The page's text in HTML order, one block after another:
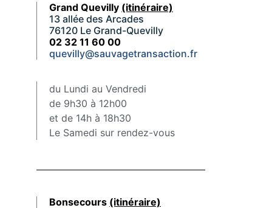
Grand Quevilly (itinéraire)
13 allée des Arcades
76120 Le Grand-Quevilly
02 32 11 60 00
quevilly@sauvagetransaction.fr
du Lundi au Vendredi
de 9h30 à 12h00
et de 14h à 18h30
Le Samedi sur rendez-vous
Bonsecours (itinéraire)